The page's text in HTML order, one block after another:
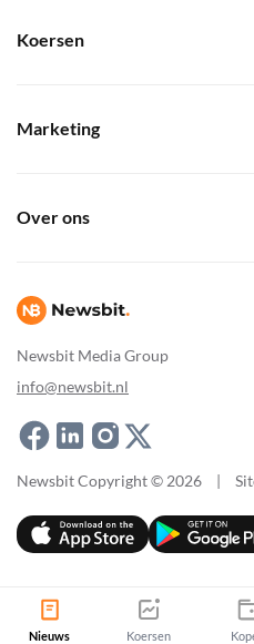
Newsbit Media Group
info@newsbit.nl
Koersen
Marketing
Over ons
Newsbit Copyright © 2026 |
Nieuws Koersen